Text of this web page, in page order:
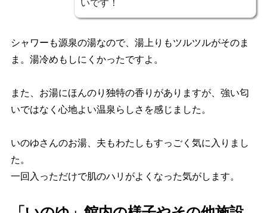
いです！
シャワーも源泉の湯なので、湯上りもツルツルがそのま
ま。湯冷めもしにくかったですよ。
また、お湯にほんのり独特の香りがありますが、強い匂
いではなく心地よい温泉らしさを感じました。
いのゆさんのお湯、夫もわたしもすっごく気に入りまし
た。
一回入っただけで肌のハリがよくなった気がします。